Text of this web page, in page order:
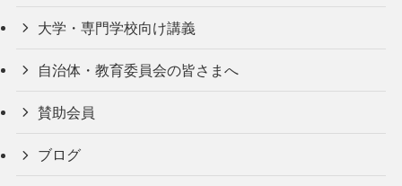
大学・専門学校向け講義
自治体・教育委員会の皆さまへ
賛助会員
ブログ